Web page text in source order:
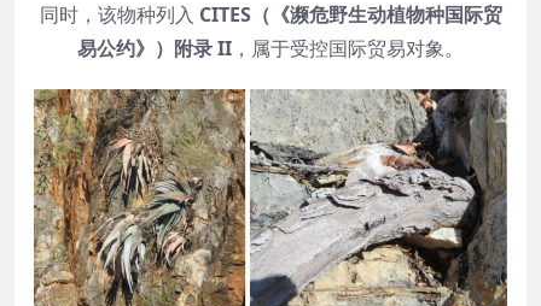
同时，该物种列入 CITES（《濒危野生动植物种国际贸
易公约》）附录 II ，属于受控国际贸易对象。